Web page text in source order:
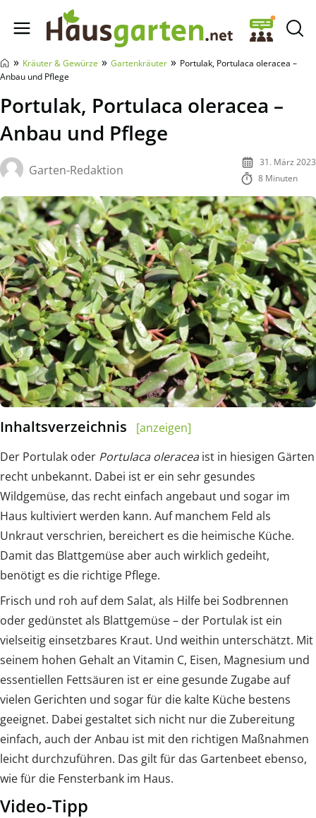
Hausgarten.net
» Kräuter & Gewürze » Gartenkräuter » Portulak, Portulaca oleracea –
Anbau und Pflege
Portulak, Portulaca oleracea –
Anbau und Pflege
Garten-Redaktion
31. März 2023
8 Minuten
Inhaltsverzeichnis
[anzeigen]
Der Portulak oder Portulaca oleraceaist in hiesigen Gärten
recht unbekannt. Dabei ist er ein sehr gesundes
Wildgemüse, das recht einfach angebaut und sogar im
Haus kultiviert werden kann. Auf manchem Feld als
Unkraut verschrien, bereichert es die heimische Küche.
Damit das Blattgemüse aber auch wirklich gedeiht,
benötigt es die richtige Pflege.
Frisch und roh auf dem Salat, als Hilfe bei Sodbrennen
oder gedünstet als Blattgemüse – der Portulak ist ein
vielseitig einsetzbares Kraut. Und weithin unterschätzt. Mit
seinem hohen Gehalt an Vitamin C, Eisen, Magnesium und
essentiellen Fettsäuren ist er eine gesunde Zugabe auf
vielen Gerichten und sogar für die kalte Küche bestens
geeignet. Dabei gestaltet sich nicht nur die Zubereitung
einfach, auch der Anbau ist mit den richtigen Maßnahmen
leicht durchzuführen. Das gilt für das Gartenbeet ebenso,
wie für die Fensterbank im Haus.
Video-Tipp